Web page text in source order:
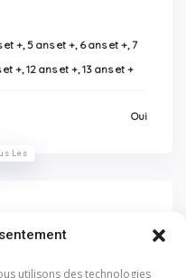
utilisons des technologies
+, 5 ans et +, 6 ans et +, 7
+, 12 ans et +, 13 ans et +
Oui
Les